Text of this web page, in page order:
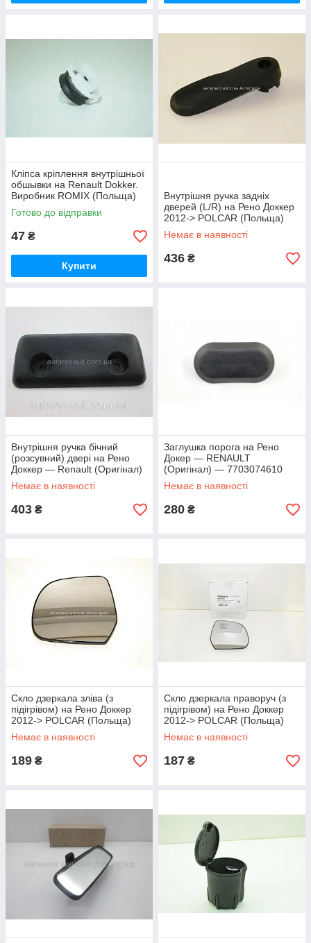
Кліпса кріплення внутрішньої
обшывки на Renault Dokker.
Виробник ROMIX (Польща)
C60332
Готово до відправки
47 ₴
Купити
Внутрішня ручка задніх
дверей (L/R) на Рено Доккер
2012-> POLCAR (Польща)
6026ZW45
Немає в наявності
436 ₴
Внутрішня ручка бічний
(розсувний) двері на Рено
Доккер — Renault (Оригінал)
- 7700352585
Немає в наявності
403 ₴
Заглушка порога на Рено
Докер — RENAULT
(Оригінал) — 7703074610
Немає в наявності
280 ₴
Скло дзеркала зліва (з
підігрівом) на Рено Доккер
2012-> POLCAR (Польща)
2820544E
Немає в наявності
189 ₴
Скло дзеркала праворуч (з
підігрівом) на Рено Доккер
2012-> POLCAR (Польща)
2820554E
Немає в наявності
187 ₴